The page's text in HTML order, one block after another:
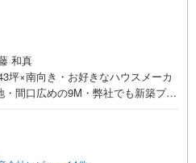
和真
坪×南向き・お好きなハウスメーカ
・間口広めの9M・弊社でも新築プラ
セブンイレブン高槻柱本店:徒歩4
:徒歩5分・ロピア茨木目垣店:徒歩
トまるとく市場平田店:徒歩36分・